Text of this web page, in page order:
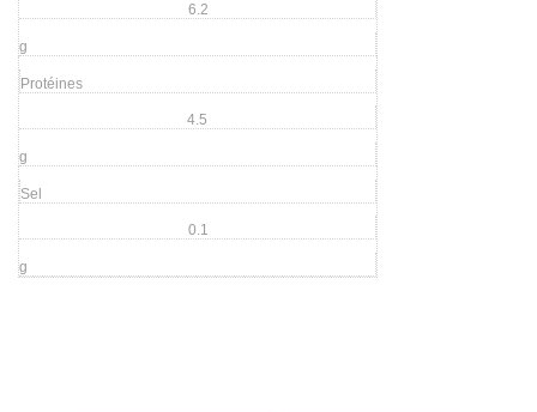
6.2
g
Protéines
4.5
g
Sel
0.1
g